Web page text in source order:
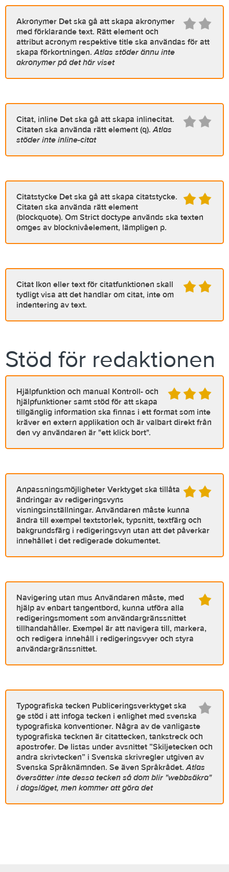
Akronymer Det ska gå att skapa akronymer
med förklarande text. Rätt element och
attribut acronym respektive title ska användas för att
skapa förkortningen. Atlas stöder ännu inte
akronymer på det här viset
Citat, inline Det ska gå att skapa inlinecitat.
Citaten ska använda rätt element (q). Atlas
stöder inte inline-citat
Citatstycke Det ska gå att skapa citatstycke.
Citaten ska använda rätt element
(blockquote). Om Strict doctype används ska texten
omges av blocknivåelement, lämpligen p.
Citat Ikon eller text för citatfunktionen skall
tydligt visa att det handlar om citat, inte om
indentering av text.
Stöd för redaktionen
Hjälpfunktion och manual
Kontroll- och
hjälpfunktioner samt stöd för att skapa
tillgänglig information ska finnas i ett format som inte
kräver en extern applikation och är valbart direkt från
den vy användaren är "ett klick bort".
Anpassningsmöjligheter Verktyget ska tillåta
ändringar av redigeringsvyns
visningsinställningar. Användaren måste kunna
ändra till exempel textstorlek, typsnitt, textfärg och
bakgrundsfärg i redigeringsvyn utan att det påverkar
innehållet i det redigerade dokumentet.
Navigering utan mus Användaren måste, med
hjälp av enbart tangentbord, kunna utföra alla
redigeringsmoment som användargränssnittet
tillhandahåller. Exempel är att navigera till, markera,
och redigera innehåll i redigeringsvyer och styra
användargränssnittet.
Typografiska tecken Publiceringsverktyget ska
ge stöd i att infoga tecken i enlighet med svenska
typografiska konventioner. Några av de vanligaste
typografiska tecknen är citattecken, tankstreck och
apostrofer. De listas under avsnittet ”Skiljetecken och
andra skrivtecken” i Svenska skrivregler utgiven av
Svenska Språknämnden. Se även Språkrådet. Atlas
översätter inte dessa tecken så dom blir "webbsäkra"
i dagsläget, men kommer att göra det